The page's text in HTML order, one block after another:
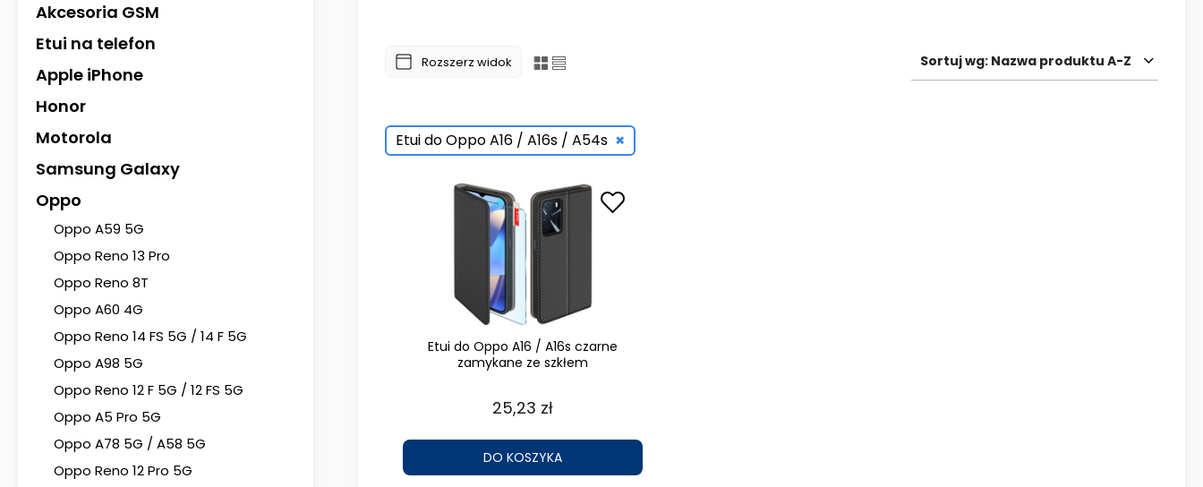
Akcesoria GSM
Etui na telefon
Apple iPhone
Honor
Motorola
Samsung Galaxy
Oppo
Oppo A59 5G
Oppo Reno 13 Pro
Oppo Reno 8T
Oppo A60 4G
Oppo Reno 14 FS 5G / 14 F 5G
Oppo A98 5G
Oppo Reno 12 F 5G / 12 FS 5G
Oppo A5 Pro 5G
Oppo A78 5G / A58 5G
Oppo Reno 12 Pro 5G
Rozszerz widok Sortuj wg: Nazwa produktu A-Z
Etui do Oppo A16 / A16s / A54s ×
Etui do Oppo A16 / A16s czarne
zamykane ze szkłem
25,23 zł
DO KOSZYKA